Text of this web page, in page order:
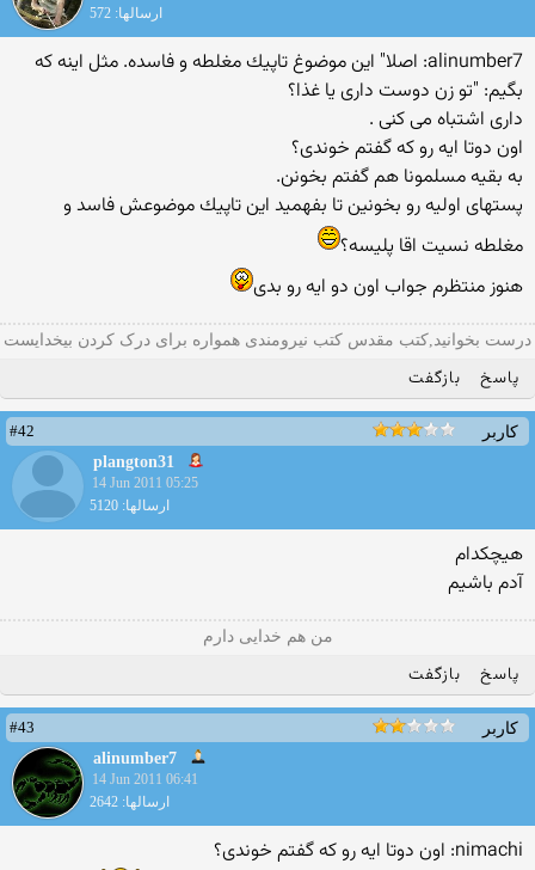
ارسالها: 572
alinumber7: اصلا" این موضوغ تاپیك مغلطه و فاسده. مثل اینه كه
بگیم: "تو زن دوست داری یا غذا؟
داری اشتباه می كنی .
اون دوتا ایه رو كه گفتم خوندی؟
به بقیه مسلمونا هم گفتم بخونن.
پستهای اولیه رو بخونین تا بفهمید این تاپیك موضوعش فاسد و
مغلطه نسیت اقا پلیسه؟
هنوز منتظرم جواب اون دو ایه رو بدی
درست بخوانید,کتب مقدس کتب نیرومندی همواره برای درک کردن بیخدایست
پاسخ بازگفت
کاربر
#42
plangton31
14 Jun 2011 05:25
ارسالها: 5120
هیچكدام
آدم باشیم
من هم خدایی دارم
پاسخ بازگفت
کاربر
#43
alinumber7
14 Jun 2011 06:41
ارسالها: 2642
nimachi: اون دوتا ایه رو كه گفتم خوندی؟